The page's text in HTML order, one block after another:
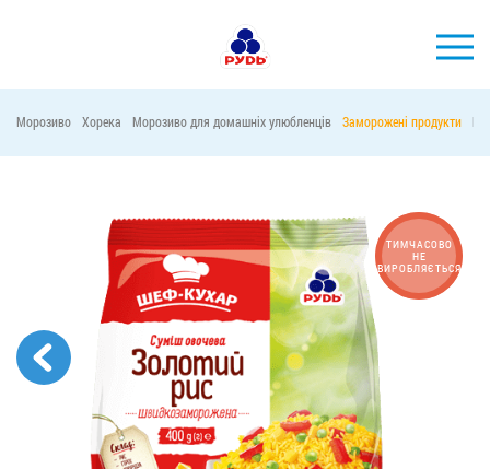
КОМПАНІЯ
СПОЖИВАЧАМ
АКЦІЇ
ПРЕС-ЦЕНТР
ХОРЕКА
Тендерні закупівлі
Морозиво Хорека Морозиво для домашніх улюбленців Заморожені продукти
ТИМЧАСОВО
НЕ
ВИРОБЛЯЄТЬСЯ